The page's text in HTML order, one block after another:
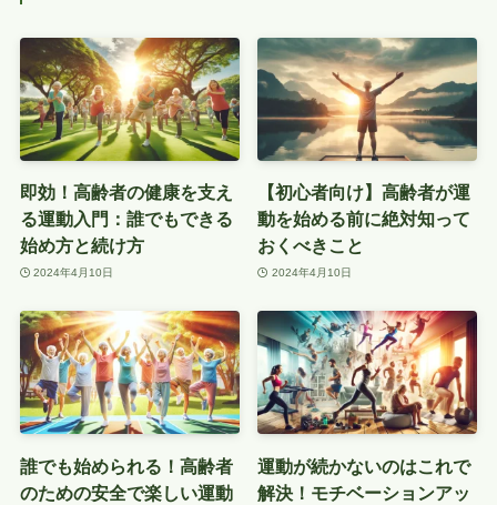
即効！高齢者の健康を支え
る運動入門：誰でもできる
始め方と続け方
2024年4月10日
【初心者向け】高齢者が運
動を始める前に絶対知って
おくべきこと
2024年4月10日
誰でも始められる！高齢者
のための安全で楽しい運動
運動が続かないのはこれで
解決！モチベーションアッ